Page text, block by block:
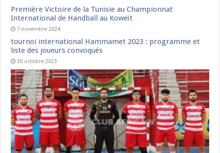
Première Victoire de la Tunisie au Championnat
International de Handball au Koweït
7 novembre 2024
tournoi international Hammamet 2023 : programme et
liste des joueurs convoqués
30 octobre 2023